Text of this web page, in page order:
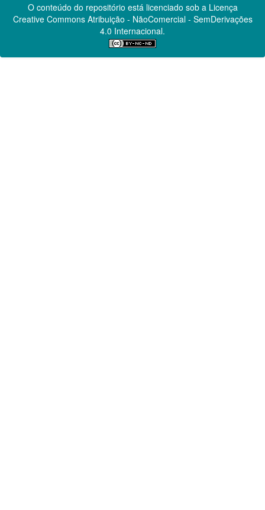
O conteúdo do repositório está licenciado sob a Licença
Creative CommonsAtribuição - NãoComercial - SemDerivações
4.0 Internacional.